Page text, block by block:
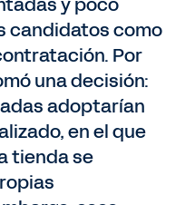
candidatos como
Por
una decisión:
adoptarían
en el que
tienda se